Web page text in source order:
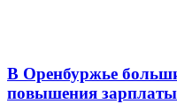
В Оренбуржье
повышения зарплаты